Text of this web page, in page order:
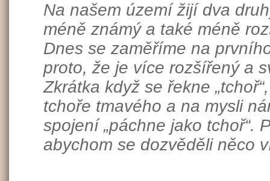
Na našem území žijí dva
méně známý a také méně
Dnes se zaměříme na
proto, že je více rozšířený a
Zkrátka když se řekne
tchoře tmavého a na mysli
spojení „páchne jako tchoř“.
abychom se dozvěděli něco